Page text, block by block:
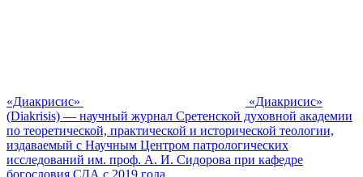
«Диакрисис»
«Диакрисис»
(Diakrisis) — научный журнал Сретенской духовной академии
по теоретической, практической и исторической теологии,
издаваемый с Научным Центром патрологических
исследований им. проф. А. И. Сидорова при кафедре
богословия СДА с 2019 года.